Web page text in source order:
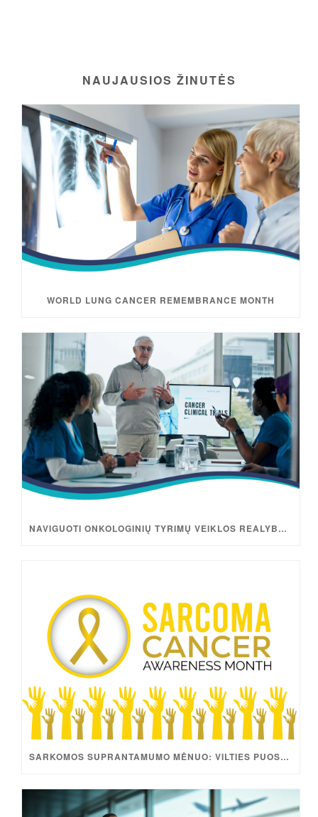
NAUJAUSIOS ŽINUTĖS
WORLD LUNG CANCER REMEMBRANCE MONTH
NAVIGUOTI ONKOLOGINIŲ TYRIMŲ VEIKLOS REALYBĖJE
SARKOMOS SUPRANTAMUMO MĖNUO: VILTIES PUOSELĖJIMAS PER MOKSLINIUS TYRIMUS